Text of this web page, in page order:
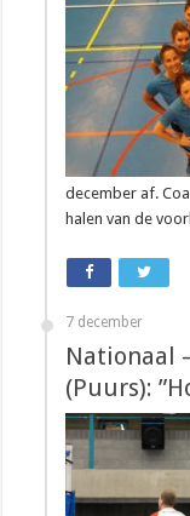
december af.
halen van de
7 december
Nationaal
(Puurs):